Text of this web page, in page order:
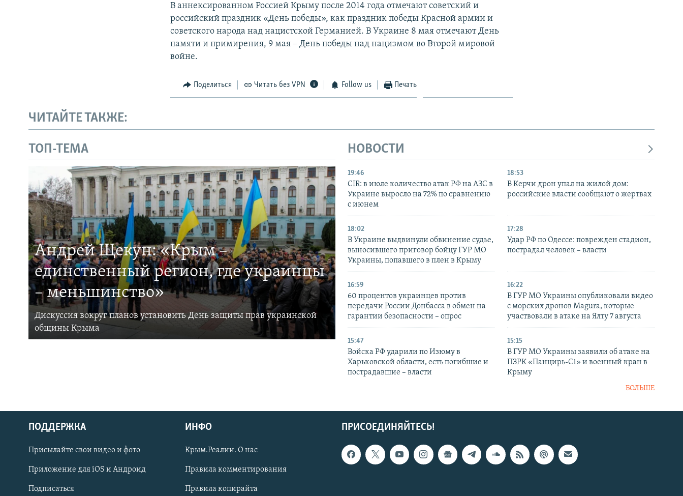
Українською
Qırımtatar
ПРИСОЕДИНЯЙТЕСЬ!
В аннексированном Россией Крыму после 2014 года отмечают советский и
российский праздник «День победы», как праздник победы Красной армии и
советского народа над нацистской Германией. В Украине 8 мая отмечают День
памяти и примирения, 9 мая – День победы над нацизмом во Второй мировой
войне.
Поделиться Читать без VPN Follow us Печать
ЧИТАЙТЕ ТАКЖЕ:
ТОП-ТЕМА
Андрей Щекун: «Крым –
единственный регион, где украинцы
– меньшинство»
Дискуссия вокруг планов установить День защиты прав украинской
общины Крыма
НОВОСТИ
19:46
CIR: в июле количество атак РФ на АЗС в
Украине выросло на 72% по сравнению
с июнем
18:53
В Керчи дрон упал на жилой дом:
российские власти сообщают о жертвах
18:02
В Украине выдвинули обвинение судье,
выносившего приговор бойцу ГУР МО
Украины, попавшего в плен в Крыму
17:28
Удар РФ по Одессе: поврежден стадион,
пострадал человек – власти
16:59
60 процентов украинцев против
передачи России Донбасса в обмен на
гарантии безопасности – опрос
16:22
В ГУР МО Украины опубликовали видео
с морских дронов Magura, которые
участвовали в атаке на Ялту 7 августа
15:47
Войска РФ ударили по Изюму в
Харьковской области, есть погибшие и
пострадавшие – власти
15:15
В ГУР МО Украины заявили об атаке на
ПЗРК «Панцирь-С1» и военный кран в
Крыму
БОЛЬШЕ
ПРИСОЕДИНЯЙТЕСЬ!
ПОДДЕРЖКА
Присылайте свои видео и фото
Приложение для iOS и Андроид
Подписаться
ИНФО
Крым.Реалии. О нас
Правила комментирования
Правила копирайта